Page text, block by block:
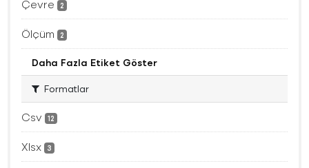
Çevre 2
Ölçüm 2
Daha Fazla Etiket Göster
Formatlar
Csv 12
Xlsx 3